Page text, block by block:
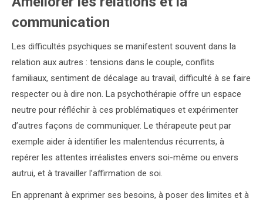
communication
Les difficultés psychiques se manifestent souvent dans la
relation aux autres : tensions dans le couple, conflits
familiaux, sentiment de décalage au travail, difficulté à se faire
respecter ou à dire non. La psychothérapie offre un espace
neutre pour réfléchir à ces problématiques et expérimenter
d’autres façons de communiquer. Le thérapeute peut par
exemple aider à identifier les malentendus récurrents, à
repérer les attentes irréalistes envers soi-même ou envers
autrui, et à travailler l’affirmation de soi.
En apprenant à exprimer ses besoins, à poser des limites et à